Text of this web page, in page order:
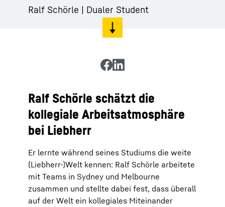
Ralf Schörle | Dualer Student
Ralf Schörle schätzt die
kollegiale Arbeitsatmosphäre
bei Liebherr
Er lernte während seines Studiums die weite
(Liebherr-)Welt kennen: Ralf Schörle arbeitete
mit Teams in Sydney und Melbourne
zusammen und stellte dabei fest, dass überall
auf der Welt ein kollegiales Miteinander